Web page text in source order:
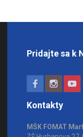
Pridajte sa k
Kontakty
MŠK FOMAT